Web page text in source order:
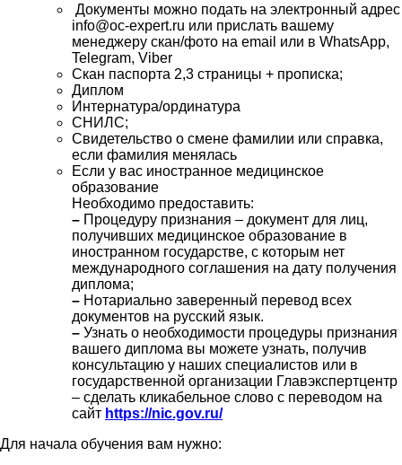
Документы можно подать на электронный адрес
info@oc-expert.ru или прислать вашему
менеджеру скан/фото на email или в WhatsApp,
Telegram, Viber
Скан паспорта 2,3 страницы + прописка;
Диплом
Интернатура/ординатура
СНИЛС;
Свидетельство о смене фамилии или справка,
если фамилия менялась
Если у вас иностранное медицинское
образование
Необходимо предоставить:
– Процедуру признания – документ для лиц,
получивших медицинское образование в
иностранном государстве, с которым нет
международного соглашения на дату получения
диплома;
– Нотариально заверенный перевод всех
документов на русский язык.
– Узнать о необходимости процедуры признания
вашего диплома вы можете узнать, получив
консультацию у наших специалистов или в
государственной организации Главэкспертцентр
– сделать кликабельное слово с переводом на
сайт https://nic.gov.ru/
Для начала обучения вам нужно: